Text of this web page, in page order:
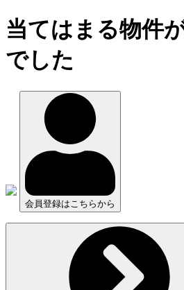
当てはまる物件
でした
会員登録はこちらから